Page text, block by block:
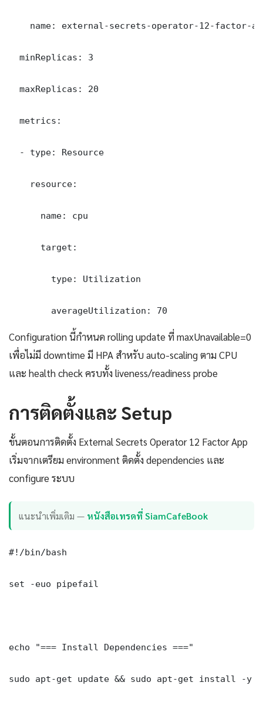
name: external-secrets-operator-12-factor-
  minReplicas: 3
  maxReplicas: 20
  metrics:
  - type: Resource
    resource:
      name: cpu
      target:
        type: Utilization
        averageUtilization: 70
Configuration นี้กำหนด rolling update ที่ maxUnavailable=0
เพื่อไม่มี downtime มี HPA สำหรับ auto-scaling ตาม CPU
และ health check ครบทั้ง liveness/readiness probe
การติดตั้งและ Setup
ขั้นตอนการติดตั้ง External Secrets Operator 12 Factor App
เริ่มจากเตรียม environment ติดตั้ง dependencies และ
configure ระบบ
แนะนำเพิ่มเติม — หนังสือเทรดที่ SiamCafeBook
#!/bin/bash
set -euo pipefail
echo "=== Install Dependencies ==="
sudo apt-get update && sudo apt-get install -y \